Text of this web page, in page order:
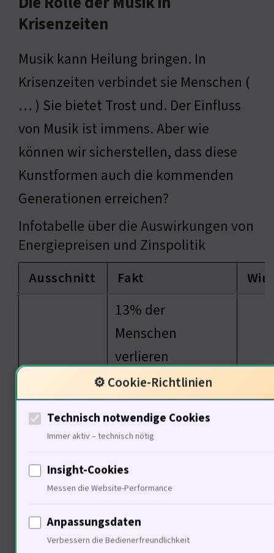
Krisenzeiten
Musik kann Heilung bringen. In
Krisenzeiten verbindet sie Menschen (
… ) Sie bietet Trost und. Der Einfluss
von Musik ist immens. Aber wie
können wir sicherstellen, dass diese
Kunstformen auch die kommenden
Generationen erreichen?
Infotabelle über die Auswirkungen von
Energiepreisen und Zinspolitik
Ausschnitt Fakt
13% der
Menschen
verlieren
Vertrauen in die
Politik bei
fehlender
75% der
nutzen Big Data
⚙️ Cookie-Richtlinien
Technisch notwendige Cookies
Immer aktiv – technisch nötig
Insight-Cookies
Messen die Website-Performance
Anpassungsdaten
Verbessern die Bedienerfreundlichkeit